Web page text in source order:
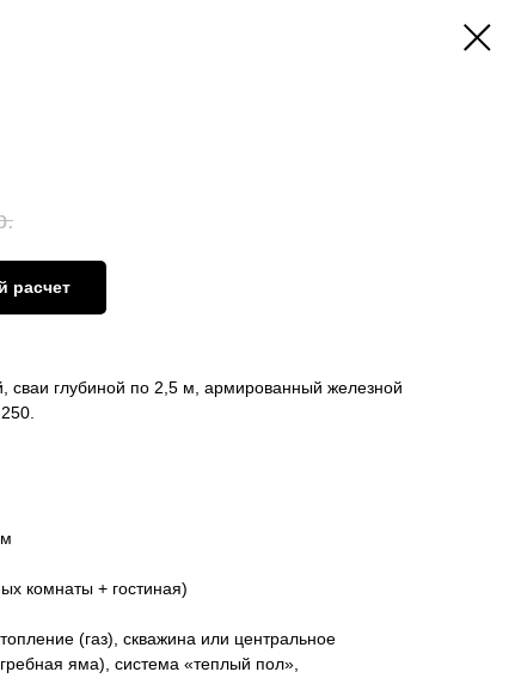
расчет
сваи глубиной по 2,5 м, армированный железной
комнаты + гостиная)
(газ), скважина или центральное
яма), система «теплый пол»,